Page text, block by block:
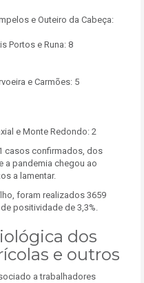
e Outeiro da Cabeça:
Portos e Runa: 8
e Carmões: 5
e Monte Redondo: 2
casos confirmados, dos
a pandemia chegou ao
a lamentar.
foram realizados 3659
positividade de 3,3%.
dos
e outros
a trabalhadores